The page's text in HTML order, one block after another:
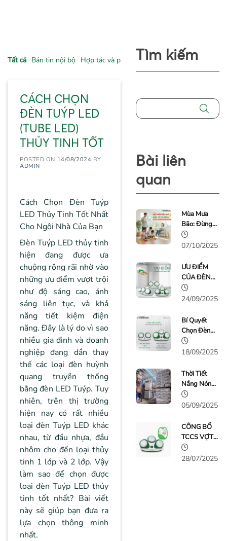
Tất cả Bản tin nội bộ Hợp tác và phát triển Tư vấn - Kinh nghiệm
CÁCH CHỌN
ĐÈN TUÝP LED
(TUBE LED)
THỦY TINH TỐT
POSTED ON 14/08/2024 BY
ADMIN
Cách Chọn Đèn Tuýp
LED Thủy Tinh Tốt Nhất
Cho Ngôi Nhà Của Bạn
Đèn Tuýp LED thủy tinh
hiện đang được ưa
chuộng rộng rãi nhờ vào
những ưu điểm vượt trội
như độ sáng cao, ánh
sáng liên tục, và khả
năng tiết kiệm điện
năng. Đây là lý do vì sao
nhiều gia đình và doanh
nghiệp đang dần thay
thế các loại đèn huỳnh
quang truyền thống
bằng đèn LED Tuýp. Tuy
nhiên, trên thị trường
hiện nay có rất nhiều
loại đèn Tuýp LED khác
nhau, từ đầu nhựa, đầu
nhôm cho đến loại thủy
tinh 1 lớp và 2 lớp. Vậy
làm sao để chọn được
loại đèn Tuýp LED thủy
tinh tốt nhất? Bài viết
này sẽ giúp bạn đưa ra
lựa chọn thông minh
nhất.
Tìm kiếm
Bài liên
quan
Mùa Mưa
Bão: Đừng
Để Muỗi Gây
Họa - Đã Có
Muỗi KAISU
Bảo Vệ Gia
Đình Bạn
07/10/2025
ƯU ĐIỂM
CỦA ĐÈN
SƯỞI NHÀ
TẮM KAISU
24/09/2025
Bí Quyết
Chọn Đèn
Sưởi Nhà
Tắm Phù
18/09/2025
Thời Tiết
Nắng Nóng,
Đèn Sưởi
Nhà Tắm
"Nóng"
Không Kém
05/09/2025
CÔNG BỐ
TCCS VỢT
BẮT MUỖI
ĐIỆN - ĐÈN
28/07/2025